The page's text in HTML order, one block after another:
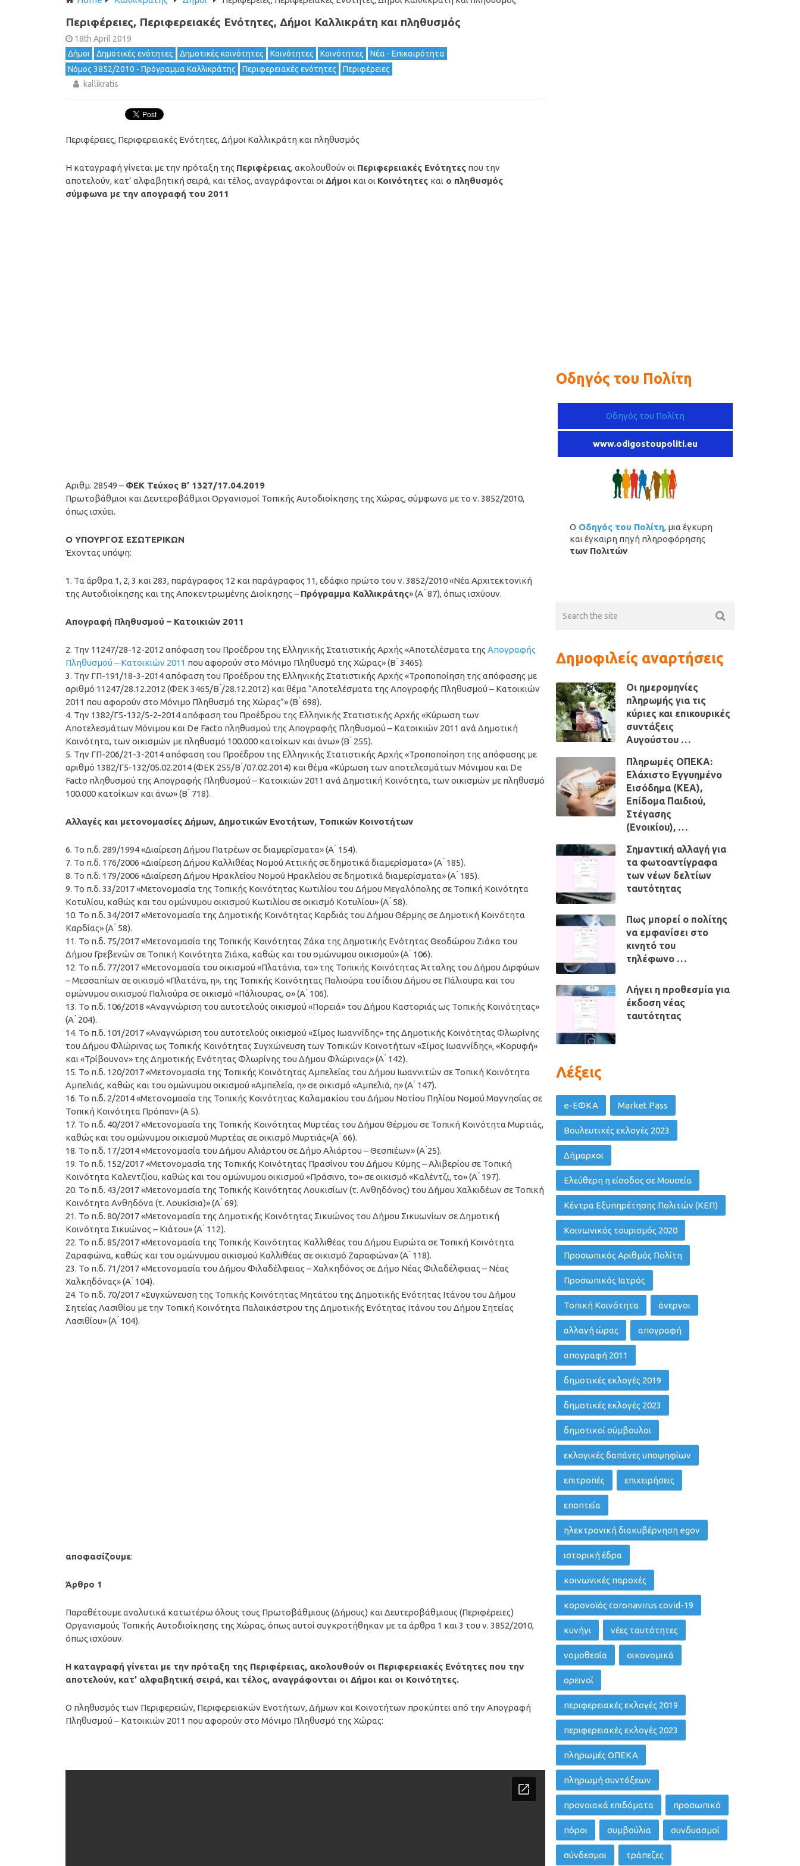
Περιφέρειες, Περιφερειακές Ενότητες, Δήμοι Καλλικράτη και πληθυσμός
18th April 2019
Δήμοι
Δημοτικές ενότητες Δημοτικές κοινότητες Κοινότητες Κοινότητες
Νέα - Επικαιρότητα
Νόμος 3852/2010 - Πρόγραμμα Καλλικράτης
Περιφερειακές ενότητες
Περιφέρειες
kallikratis
Περιφέρειες, Περιφερειακές Ενότητες, Δήμοι Καλλικράτη και πληθυσμός
Η καταγραφή γίνεται με την πρόταξη της Περιφέρειας, ακολουθούν οι Περιφερειακές Ενότητες που την
αποτελούν, κατ’ αλφαβητική σειρά, και τέλος, αναγράφονται οιΔήμοι και οι Κοινότητες και ο πληθυσμός
σύμφωνα με την απογραφή του 2011
Αριθμ. 28549 – ΦΕΚ Τεύχος B’ 1327/17.04.2019
Πρωτοβάθμιοι και Δευτεροβάθμιοι Οργανισμοί Τοπικής Αυτοδιοίκησης της Χώρας, σύμφωνα με το ν. 3852/2010,
όπως ισχύει.
Ο ΥΠΟΥΡΓΟΣ ΕΣΩΤΕΡΙΚΩΝ
Έχοντας υπόψη:
1. Τα άρθρα 1, 2, 3 και 283, παράγραφος 12 και παράγραφος 11, εδάφιο πρώτο του ν. 3852/2010 «Νέα Αρχιτεκτονική
της Αυτοδιοίκησης και της Αποκεντρωμένης Διοίκησης – Πρόγραμμα Καλλικράτης» (Α ́ 87), όπως ισχύουν.
Απογραφή Πληθυσμού – Κατοικιών 2011
2. Την 11247/28-12-2012 απόφαση του Προέδρου της Ελληνικής Στατιστικής Αρχής «Αποτελέσματα της Απογραφής
Πληθυσμού – Κατοικιών 2011 που αφορούν στο Μόνιμο Πληθυσμό της Χώρας» (Β ́ 3465).
3. Την ΓΠ-191/18-3-2014 απόφαση του Προέδρου της Ελληνικής Στατιστικής Αρχής «Τροποποίηση της απόφασης με
αριθμό 11247/28.12.2012 (ΦΕΚ 3465/Β ́/28.12.2012) και θέμα “Αποτελέσματα της Απογραφής Πληθυσμού – Κατοικιών
2011 που αφορούν στο Μόνιμο Πληθυσμό της Χώρας”» (Β ́ 698).
4. Την 1382/Γ5-132/5-2-2014 απόφαση του Προέδρου της Ελληνικής Στατιστικής Αρχής «Κύρωση των
Αποτελεσμάτων Μόνιμου και De Facto πληθυσμού της Απογραφής Πληθυσμού – Κατοικιών 2011 ανά Δημοτική
Κοινότητα, των οικισμών με πληθυσμό 100.000 κατοίκων και άνω» (Β ́ 255).
5. Την ΓΠ-206/21-3-2014 απόφαση του Προέδρου της Ελληνικής Στατιστικής Αρχής «Τροποποίηση της απόφασης με
αριθμό 1382/Γ5-132/05.02.2014 (ΦΕΚ 255/Β ́/07.02.2014) και θέμα «Κύρωση των αποτελεσμάτων Μόνιμου και De
Facto πληθυσμού της Απογραφής Πληθυσμού – Κατοικιών 2011 ανά Δημοτική Κοινότητα, των οικισμών με πληθυσμό
100.000 κατοίκων και άνω» (Β ́ 718).
Αλλαγές και μετονομασίες Δήμων, Δημοτικών Ενοτήτων, Τοπικών Κοινοτήτων
6. Το π.δ. 289/1994 «Διαίρεση Δήμου Πατρέων σε διαμερίσματα» (Α ́ 154).
7. Το π.δ. 176/2006 «Διαίρεση Δήμου Καλλιθέας Νομού Αττικής σε δημοτικά διαμερίσματα» (Α ́ 185).
8. Το π.δ. 179/2006 «Διαίρεση Δήμου Ηρακλείου Νομού Ηρακλείου σε δημοτικά διαμερίσματα» (Α ́ 185).
9. Το π.δ. 33/2017 «Μετονομασία της Τοπικής Κοινότητας Κωτιλίου του Δήμου Μεγαλόπολης σε Τοπική Κοινότητα
Κοτυλίου, καθώς και του ομώνυμου οικισμού Κωτιλίου σε οικισμό Κοτυλίου» (Α ́ 58).
10. Το π.δ. 34/2017 «Μετονομασία της Δημοτικής Κοινότητας Καρδιάς του Δήμου Θέρμης σε Δημοτική Κοινότητα
Καρδίας» (Α ́ 58).
11. Το π.δ. 75/2017 «Μετονομασία της Τοπικής Κοινότητας Ζάκα της Δημοτικής Ενότητας Θεοδώρου Ζιάκα του
Δήμου Γρεβενών σε Τοπική Κοινότητα Ζιάκα, καθώς και του ομώνυμου οικισμού» (Α ́ 106).
12. Το π.δ. 77/2017 «Μετονομασία του οικισμού «Πλατάνια, τα» της Τοπικής Κοινότητας Άτταλης του Δήμου Διρφύων
– Μεσσαπίων σε οικισμό «Πλατάνα, η», της Τοπικής Κοινότητας Παλιούρα του ίδιου Δήμου σε Πάλιουρα και του
ομώνυμου οικισμού Παλιούρα σε οικισμό «Πάλιουρας, ο» (Α ́ 106).
13. Το π.δ. 106/2018 «Αναγνώριση του αυτοτελούς οικισμού «Πορειά» του Δήμου Καστοριάς ως Τοπικής Κοινότητας»
(Α ́ 204).
14. Το π.δ. 101/2017 «Αναγνώριση του αυτοτελούς οικισμού «Σίμος Ιωαννίδης» της Δημοτικής Κοινότητας Φλωρίνης
του Δήμου Φλώρινας ως Τοπικής Κοινότητας Συγχώνευση των Τοπικών Κοινοτήτων «Σίμος Ιωαννίδης», «Κορυφή»
και «Τρίβουνον» της Δημοτικής Ενότητας Φλωρίνης του Δήμου Φλώρινας» (Α ́ 142).
15. Το π.δ. 120/2017 «Μετονομασία της Τοπικής Κοινότητας Αμπελείας του Δήμου Ιωαννιτών σε Τοπική Κοινότητα
Αμπελιάς, καθώς και του ομώνυμου οικισμού «Αμπελεία, η» σε οικισμό «Αμπελιά, η» (Α ́ 147).
16. Το π.δ. 2/2014 «Μετονομασία της Τοπικής Κοινότητας Καλαμακίου του Δήμου Νοτίου Πηλίου Νομού Μαγνησίας σε
Τοπική Κοινότητα Πρόπαν» (Α 5).
17. Το π.δ. 40/2017 «Μετονομασία της Τοπικής Κοινότητας Μυρτέας του Δήμου Θέρμου σε Τοπική Κοινότητα Μυρτιάς,
καθώς και του ομώνυμου οικισμού Μυρτέας σε οικισμό Μυρτιάς»(Α ́ 66).
18. Το π.δ. 17/2014 «Μετονομασία του Δήμου Αλιάρτου σε Δήμο Αλιάρτου – Θεσπιέων» (Α ́25).
19. Το π.δ. 152/2017 «Μετονομασία της Τοπικής Κοινότητας Πρασίνου του Δήμου Κύμης – Αλιβερίου σε Τοπική
Κοινότητα Καλεντζίου, καθώς και του ομώνυμου οικισμού «Πράσινο, το» σε οικισμό «Καλέντζι, το» (Α ́ 197).
20. Το π.δ. 43/2017 «Μετονομασία της Τοπικής Κοινότητας Λουκισίων (τ. Ανθηδόνος) του Δήμου Χαλκιδέων σε Τοπική
Κοινότητα Ανθηδόνα (τ. Λουκίσια)» (Α ́ 69).
21. Το π.δ. 80/2017 «Μετονομασία της Δημοτικής Κοινότητας Σικυώνος του Δήμου Σικυωνίων σε Δημοτική
Κοινότητα Σικυώνος – Κιάτου» (Α ́ 112).
22. Το π.δ. 85/2017 «Μετονομασία της Τοπικής Κοινότητας Καλλιθέας του Δήμου Ευρώτα σε Τοπική Κοινότητα
Ζαραφώνα, καθώς και του ομώνυμου οικισμού Καλλιθέας σε οικισμό Ζαραφώνα» (Α ́ 118).
23. Το π.δ. 71/2017 «Μετονομασία του Δήμου Φιλαδέλφειας – Χαλκηδόνος σε Δήμο Νέας Φιλαδέλφειας – Νέας
Χαλκηδόνας» (Α ́ 104).
24. Το π.δ. 70/2017 «Συγχώνευση της Τοπικής Κοινότητας Μητάτου της Δημοτικής Ενότητας Ιτάνου του Δήμου
Σητείας Λασιθίου με την Τοπική Κοινότητα Παλαικάστρου της Δημοτικής Ενότητας Ιτάνου του Δήμου Σητείας
Λασιθίου» (Α ́ 104).
αποφασίζουμε:
Άρθρο 1
Παραθέτουμε αναλυτικά κατωτέρω όλους τους Πρωτοβάθμιους (Δήμους) και Δευτεροβάθμιους (Περιφέρειες)
Οργανισμούς Τοπικής Αυτοδιοίκησης της Χώρας, όπως αυτοί συγκροτήθηκαν με τα άρθρα 1 και 3 του ν. 3852/2010,
όπως ισχύουν.
Η καταγραφή γίνεται με την πρόταξη της Περιφέρειας, ακολουθούν οι Περιφερειακές Ενότητες που την
αποτελούν, κατ’ αλφαβητική σειρά, και τέλος, αναγράφονται οι Δήμοι και οι Κοινότητες.
Ο πληθυσμός των Περιφερειών, Περιφερειακών Ενοτήτων, Δήμων και Κοινοτήτων προκύπτει από την Απογραφή
Πληθυσμού – Κατοικιών 2011 που αφορούν στο Μόνιμο Πληθυσμό της Χώρας:
Οδηγός του Πολίτη
Οδηγός του Πολίτη
www.odigostoupoliti.eu
Ο Οδηγός του Πολίτη, μια έγκυρη
και έγκαιρη πηγή πληροφόρησης
των Πολιτών
Δημοφιλείς αναρτήσεις
Οι ημερομηνίες
πληρωμής για τις
κύριες και επικουρικές
συντάξεις
Αυγούστου …
Πληρωμές ΟΠΕΚΑ:
Ελάχιστο Εγγυημένο
Εισόδημα (ΚΕΑ),
Επίδομα Παιδιού,
Στέγασης
(Ενοικίου), …
Σημαντική αλλαγή για
τα φωτοαντίγραφα
των νέων δελτίων
ταυτότητας
Πως μπορεί ο πολίτης
να εμφανίσει στο
κινητό του
τηλέφωνο …
Λήγει η προθεσμία για
έκδοση νέας
ταυτότητας
Λέξεις
e-ΕΦΚΑ Market Pass
Βουλευτικές εκλογές 2023
Δήμαρχοι
Ελεύθερη η είσοδος σε Μουσεία
Κέντρα Εξυπηρέτησης Πολιτών (ΚΕΠ)
Κοινωνικός τουρισμός 2020
Προσωπικός Αριθμός Πολίτη
Προσωπικός Ιατρός
Τοπική Κοινότητα άνεργοι
αλλαγή ώρας απογραφή
απογραφή 2011
δημοτικές εκλογές 2019
δημοτικές εκλογές 2023
δημοτικοί σύμβουλοι
εκλογικές δαπάνες υποψηφίων
επιτροπές επιχειρήσεις
εποπτεία
ηλεκτρονική διακυβέρνηση egov
ιστορική έδρα
κοινωνικές παροχές
κορονοϊός coronavirus covid-19
κυνήγι νέες ταυτότητες
νομοθεσία οικονομικά
ορεινοί
περιφερειακές εκλογές 2019
περιφερειακές εκλογές 2023
πληρωμές ΟΠΕΚΑ
πληρωμή συντάξεων
προνοιακά επιδόματα προσωπικό
πόροι συμβούλια συνδυασμοί
σύνδεσμοι τράπεζες